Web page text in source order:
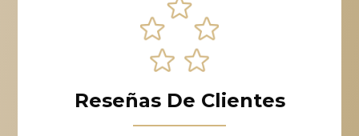
Reseñas De Clientes